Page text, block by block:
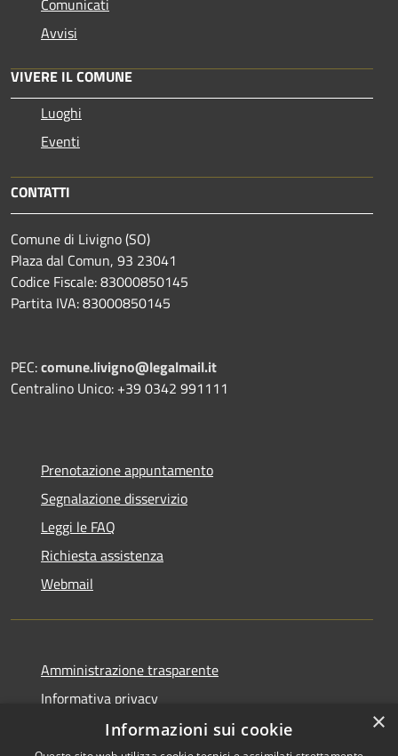
Avvisi
VIVERE IL COMUNE
Luoghi
Eventi
CONTATTI
Comune di Livigno (SO)
Plaza dal Comun, 93 23041
Codice Fiscale: 83000850145
Partita IVA: 83000850145
PEC:comune.livigno@legalmail.it
Centralino Unico: +39 0342 991111
Prenotazione appuntamento
Segnalazione disservizio
Leggi le FAQ
Richiesta assistenza
Webmail
Amministrazione trasparente
Informativa privacy
×
Informazioni sui cookie